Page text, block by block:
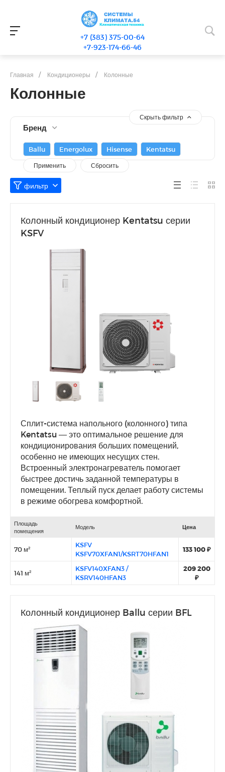
+7 (383) 375-00-64
+7-923-174-66-46
Главная / Кондиционеры / Колонные
Колонные
Скрыть фильтр
Бренд
Ballu Energolux Hisense Kentatsu
Колонный кондиционер Kentatsu серии
KSFV
Сплит-система напольного (колонного) типа
Kentatsu — это оптимальное решение для
кондиционирования больших помещений,
особенно не имеющих несущих стен.
Встроенный электронагреватель помогает
быстрее достичь заданной температуры в
помещении. Теплый пуск делает работу системы
в режиме обогрева комфортной.
Площадь
помещения
Модель Цена
70 м²
KSFV
KSFV70XFAN1/KSRT70HFAN1
133 100 ₽
141 м²
KSFV140XFAN3 /
KSRV140HFAN3
209 200
₽
Колонный кондиционер Ballu серии BFL